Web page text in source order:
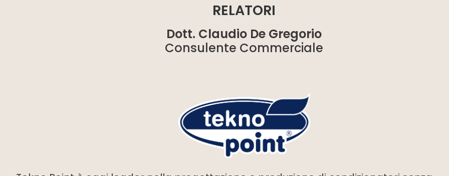
RELATORI
Dott. Claudio De Gregorio
Consulente Commerciale